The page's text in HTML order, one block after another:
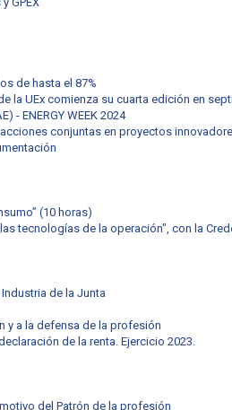
de hasta el 87%
la UEx comienza su cuarta edición en
- ENERGY WEEK 2024
conjuntas en proyectos
(10 horas)
tecnologías de la operación", con la
de la Junta
y a la defensa de la profesión
de la renta. Ejercicio 2023.
del Patrón de la profesión